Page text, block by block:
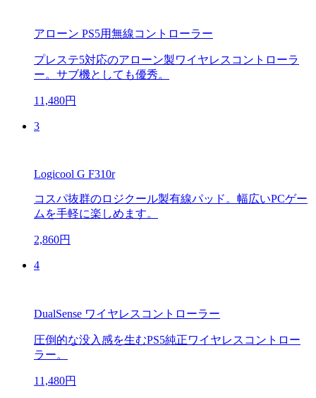
アローン PS5用無線コントローラー
プレステ5対応のアローン製ワイヤレスコントローラ
ー。サブ機としても優秀。
11,480円
3
Logicool G F310r
コスパ抜群のロジクール製有線パッド。幅広いPCゲー
ムを手軽に楽しめます。
2,860円
4
DualSense ワイヤレスコントローラー
圧倒的な没入感を生むPS5純正ワイヤレスコントロー
ラー。
11,480円